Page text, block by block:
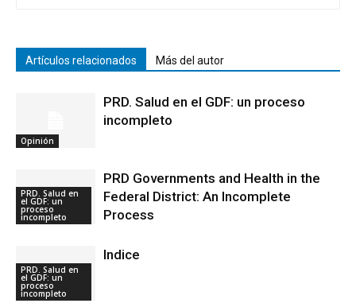
Artículos relacionados Más del autor
Opinión
PRD. Salud en el GDF: un proceso
incompleto
PRD. Salud en
el GDF: un
proceso
incompleto
PRD Governments and Health in the
Federal District: An Incomplete
Process
PRD. Salud en
el GDF: un
proceso
incompleto
Indice